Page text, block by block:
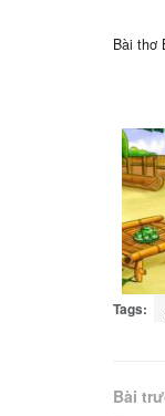
Bài thơ
Tags:
Bài